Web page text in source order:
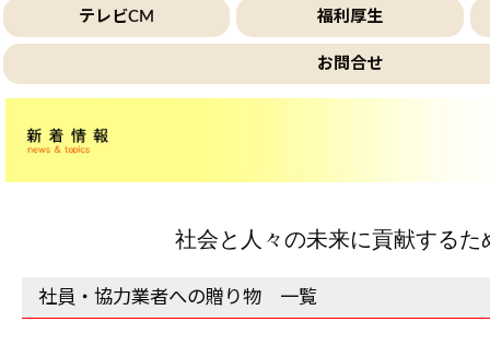
テレビCM 福利厚生
お問合せ
社会と人々の未来に貢献するた
社員・協力業者への贈り物 一覧